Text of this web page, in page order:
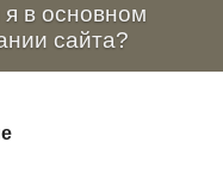
в основном
сайта?